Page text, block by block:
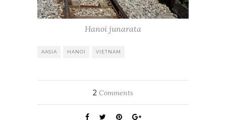
Hanoi junarata
AASIA HANOI VIETNAM
2 Comments